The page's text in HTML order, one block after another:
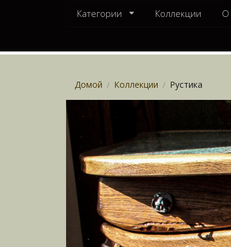
Категории Коллекции О
Домой / Коллекции / Рустика